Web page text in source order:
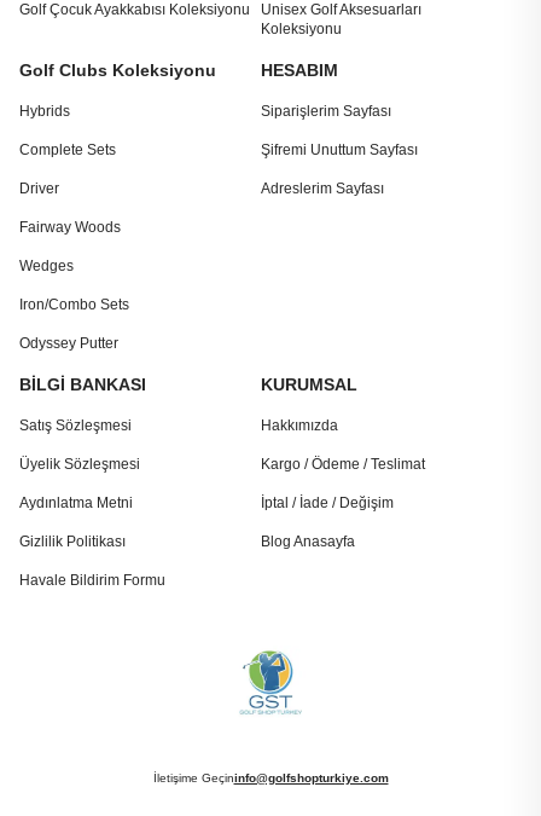
İletişime Geçininfo@golfshopturkiye.com
Golf Çocuk Ayakkabısı Koleksiyonu
Unisex Golf Aksesuarları
Koleksiyonu
Golf Clubs Koleksiyonu
Hybrids
Complete Sets
Driver
Fairway Woods
Wedges
Iron/Combo Sets
Odyssey Putter
HESABIM
Siparişlerim Sayfası
Şifremi Unuttum Sayfası
Adreslerim Sayfası
BİLGİ BANKASI
Satış Sözleşmesi
Üyelik Sözleşmesi
Aydınlatma Metni
Gizlilik Politikası
Havale Bildirim Formu
KURUMSAL
Hakkımızda
Kargo / Ödeme / Teslimat
İptal / İade / Değişim
Blog Anasayfa